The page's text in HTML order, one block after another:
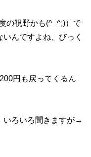
の視野かも(^_^;)）で
んですよね、びっく
円も戻ってくるん
いろいろ聞きますが→